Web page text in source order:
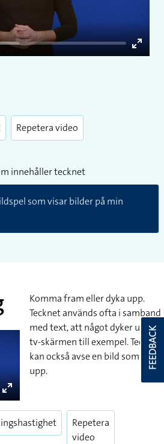
Enter
Repetera video
innehåller tecknet
som visar bilder på min
Enter
fullscreen
Repetera
video
Komma fram eller dyka upp.
Tecknet används ofta i samband
med text, att något dyker upp på
tv-skärmen till exempel. Tecknet
kan också avse en bild som dyker
upp.
FEEDBACK